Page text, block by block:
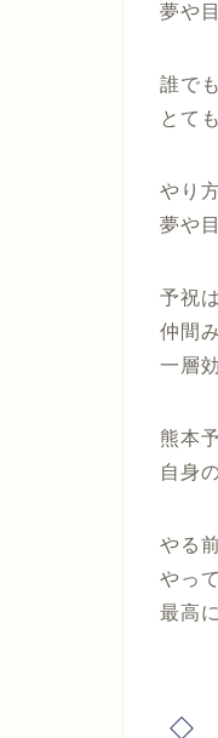
夢や
誰で
とて
やり
夢や
予祝
仲間
一層
熊本
自身
やる
やっ
最高